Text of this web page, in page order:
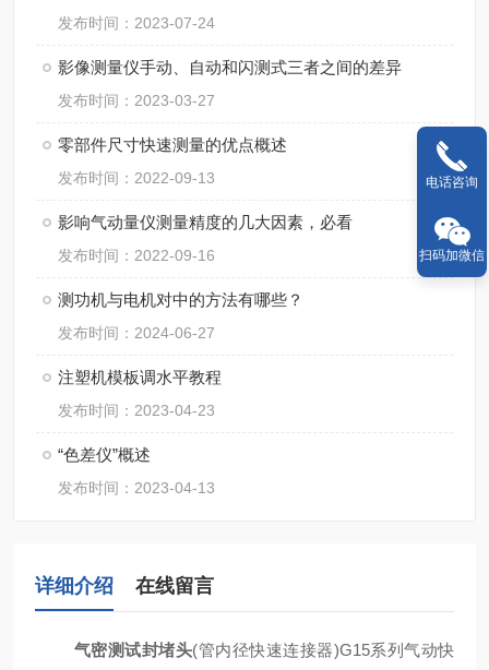
发布时间：2023-07-24
影像测量仪手动、自动和闪测式三者之间的差异
发布时间：2023-03-27
零部件尺寸快速测量的优点概述
发布时间：2022-09-13
影响气动量仪测量精度的几大因素，必看
发布时间：2022-09-16
测功机与电机对中的方法有哪些？
发布时间：2024-06-27
注塑机模板调水平教程
发布时间：2023-04-23
“色差仪”概述
发布时间：2023-04-13
详细介绍 在线留言
气密测试封堵头(管内径快速连接器)G15系列气动快
电话咨询
扫码加微信